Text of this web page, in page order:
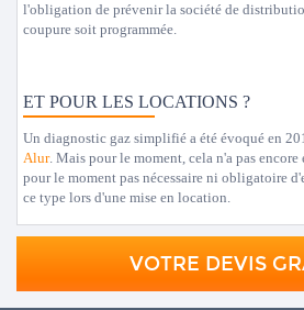
l'obligation de prévenir la société de
coupure soit programmée.
ET POUR LES LOCATIONS ?
Un diagnostic gaz simplifié a été évoqué en
Alur. Mais pour le moment, cela n'a pas
pour le moment pas nécessaire ni obligatoire
ce type lors d'une mise en location.
VOTRE DEVIS